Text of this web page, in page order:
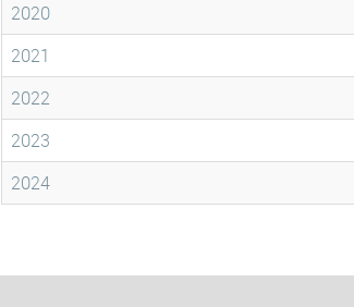
2020
2021
2022
2023
2024